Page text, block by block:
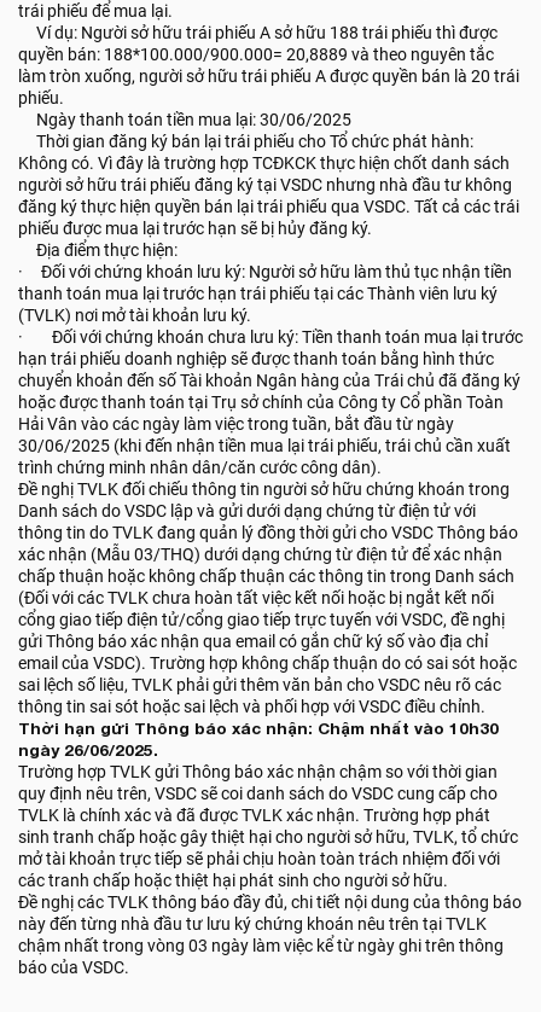
trái phiếu để mua lại.
­ Ví dụ: Người sở hữu trái phiếu A sở hữu 188 trái phiếu thì được
quyền bán: 188*100.000/900.000= 20,8889 và theo nguyên tắc
làm tròn xuống, người sở hữu trái phiếu A được quyền bán là 20 trái
phiếu.
­ Ngày thanh toán tiền mua lại: 30/06/2025
­ Thời gian đăng ký bán lại trái phiếu cho Tổ chức phát hành:
Không có. Vì đây là trường hợp TCĐKCK thực hiện chốt danh sách
người sở hữu trái phiếu đăng ký tại VSDC nhưng nhà đầu tư không
đăng ký thực hiện quyền bán lại trái phiếu qua VSDC. Tất cả các trái
phiếu được mua lại trước hạn sẽ bị hủy đăng ký.
­ Địa điểm thực hiện:
· Đối với chứng khoán lưu ký: Người sở hữu làm thủ tục nhận tiền
thanh toán mua lại trước hạn trái phiếu tại các Thành viên lưu ký
(TVLK) nơi mở tài khoản lưu ký.
· Đối với chứng khoán chưa lưu ký: Tiền thanh toán mua lại trước
hạn trái phiếu doanh nghiệp sẽ được thanh toán bằng hình thức
chuyển khoản đến số Tài khoản Ngân hàng của Trái chủ đã đăng ký
hoặc được thanh toán tại Trụ sở chính của Công ty Cổ phần Toàn
Hải Vân vào các ngày làm việc trong tuần, bắt đầu từ ngày
30/06/2025 (khi đến nhận tiền mua lại trái phiếu, trái chủ cần xuất
trình chứng minh nhân dân/căn cước công dân).
Đề nghị TVLK đối chiếu thông tin người sở hữu chứng khoán trong
Danh sách do VSDC lập và gửi dưới dạng chứng từ điện tử với
thông tin do TVLK đang quản lý đồng thời gửi cho VSDC Thông báo
xác nhận (Mẫu 03/THQ) dưới dạng chứng từ điện tử để xác nhận
chấp thuận hoặc không chấp thuận các thông tin trong Danh sách
(Đối với các TVLK chưa hoàn tất việc kết nối hoặc bị ngắt kết nối
cổng giao tiếp điện tử/cổng giao tiếp trực tuyến với VSDC, đề nghị
gửi Thông báo xác nhận qua email có gắn chữ ký số vào địa chỉ
email của VSDC). Trường hợp không chấp thuận do có sai sót hoặc
sai lệch số liệu, TVLK phải gửi thêm văn bản cho VSDC nêu rõ các
thông tin sai sót hoặc sai lệch và phối hợp với VSDC điều chỉnh.
Thời hạn gửi Thông báo xác nhận: Chậm nhất vào 10h30
ngày 26/06/2025.
Trường hợp TVLK gửi Thông báo xác nhận chậm so với thời gian
quy định nêu trên, VSDC sẽ coi danh sách do VSDC cung cấp cho
TVLK là chính xác và đã được TVLK xác nhận. Trường hợp phát
sinh tranh chấp hoặc gây thiệt hại cho người sở hữu, TVLK, tổ chức
mở tài khoản trực tiếp sẽ phải chịu hoàn toàn trách nhiệm đối với
các tranh chấp hoặc thiệt hại phát sinh cho người sở hữu.
Đề nghị các TVLK thông báo đầy đủ, chi tiết nội dung của thông báo
này đến từng nhà đầu tư lưu ký chứng khoán nêu trên tại TVLK
chậm nhất trong vòng 03 ngày làm việc kể từ ngày ghi trên thông
báo của VSDC.